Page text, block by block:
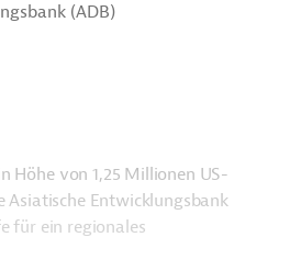
(ADB)
Höhe von 1,25 Millionen US-
Entwicklungsbank
für ein regionales